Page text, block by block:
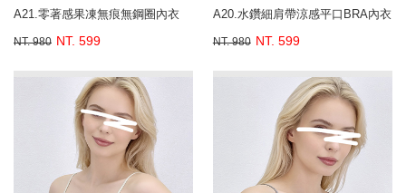
A21.零著感果凍無痕無鋼圈內衣
NT. 980 NT. 599
A20.水鑽細肩帶涼感平口BRA內衣
NT. 980 NT. 599